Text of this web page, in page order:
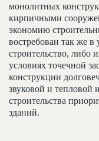
монолитных
кирпичными
экономию
востребован так же в
строительство, либо
условиях точечной
конструкции
звуковой и тепловой
строительства
зданий.